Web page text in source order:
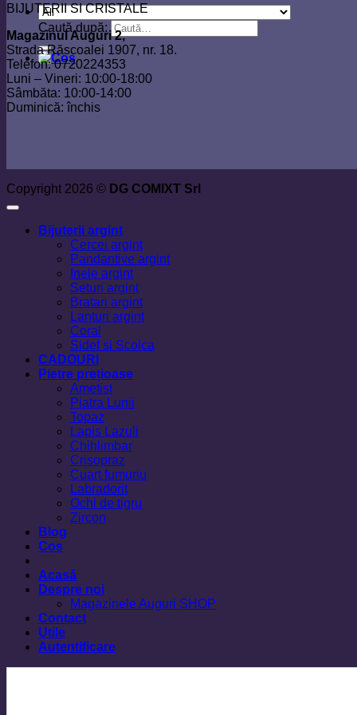
Caută după:
BIJUTERII SI CRISTALE
Magazinul Auguri 2,
Strada Răscoalei 1907, nr. 18.
Telefon: 0720224353
Luni – Vineri: 10:00-18:00
Sâmbăta: 10:00-14:00
Duminică: închis
Copyright 2026 © DG COMIXT Srl
Bijuterii argint
Cercei argint
Pandantive argint
Inele argint
Seturi argint
Bratari argint
Lanturi argint
Coral
Sidef si Scoica
CADOURI
Pietre prețioase
Ametist
Piatra Lunii
Topaz
Lapis Lazuli
Chihlimbar
Crisopraz
Cuart fumuriu
Labradorit
Ochi de tigru
Zircon
Blog
Cos
Acasă
Despre noi
Magazinele Auguri SHOP
Contact
Utile
Autentificare